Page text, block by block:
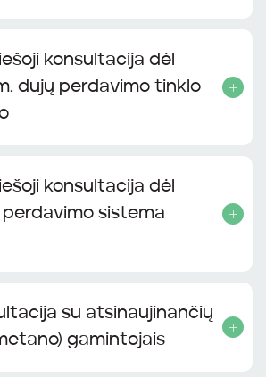
konsultacija dėl
dujų perdavimo tinklo
konsultacija dėl
sistema
su atsinaujinančių
gamintojais